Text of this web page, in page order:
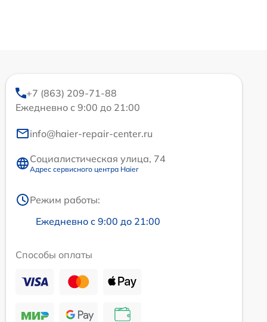
+7 (863) 209-71-88
Ежедневно с 9:00 до 21:00
info@haier-repair-center.ru
Социалистическая улица, 74
Адрес сервисного центра Haier
Режим работы:
Ежедневно с 9:00 до 21:00
Способы оплаты